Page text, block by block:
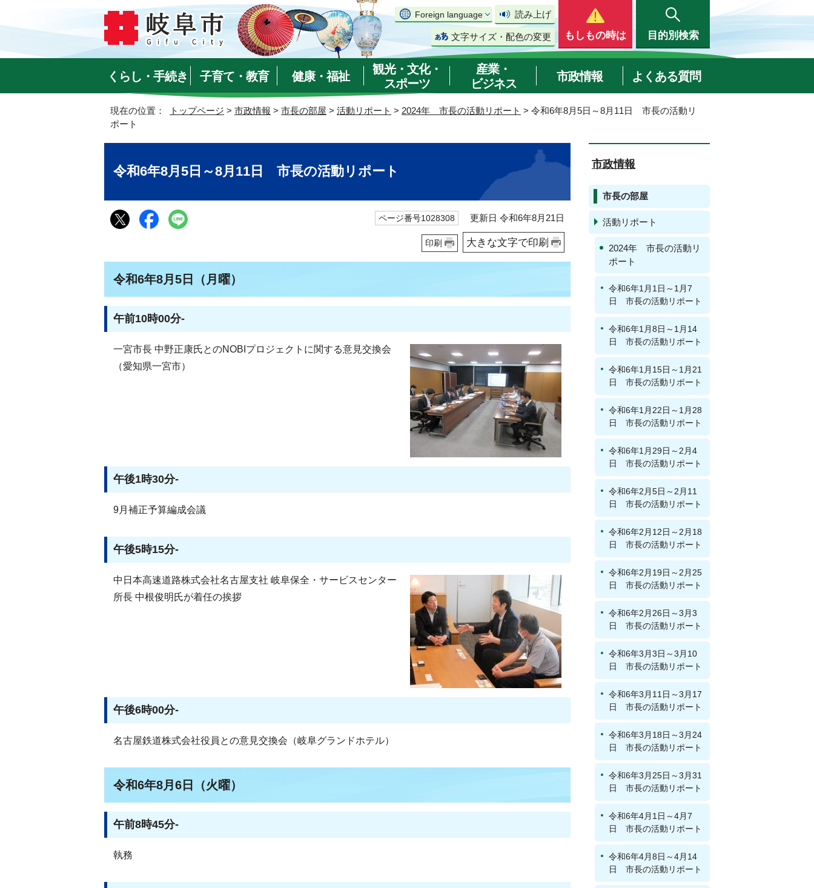
Foreign language 読み上げ
文字サイズ・配色の変更 もしもの時は 目的別検索
くらし・手続き 子育て・教育 健康・福祉
観光・文化・
スポーツ
産業・
ビジネス
市政情報 よくある質問
現在の位置： トップページ > 市政情報 > 市長の部屋 > 活動リポート > 2024年 市長の活動リポート > 令和6年8月5日～8月11日 市長の活動リ
ポート
令和6年8月5日～8月11日 市長の活動リポート
ページ番号1028308 更新日 令和6年8月21日
印刷 大きな文字で印刷
令和6年8月5日（月曜）
午前10時00分-
一宮市長 中野正康氏とのNOBIプロジェクトに関する意見交換会
（愛知県一宮市）
午後1時30分-
9月補正予算編成会議
午後5時15分-
中日本高速道路株式会社名古屋支社 岐阜保全・サービスセンター
所長 中根俊明氏が着任の挨拶
午後6時00分-
名古屋鉄道株式会社役員との意見交換会（岐阜グランドホテル）
令和6年8月6日（火曜）
午前8時45分-
執務
市政情報
市長の部屋
活動リポート
2024年 市長の活動リ
ポート
令和6年1月1日～1月7
日 市長の活動リポート
令和6年1月8日～1月14
日 市長の活動リポート
令和6年1月15日～1月21
日 市長の活動リポート
令和6年1月22日～1月28
日 市長の活動リポート
令和6年1月29日～2月4
日 市長の活動リポート
令和6年2月5日～2月11
日 市長の活動リポート
令和6年2月12日～2月18
日 市長の活動リポート
令和6年2月19日～2月25
日 市長の活動リポート
令和6年2月26日～3月3
日 市長の活動リポート
令和6年3月3日～3月10
日 市長の活動リポート
令和6年3月11日～3月17
日 市長の活動リポート
令和6年3月18日～3月24
日 市長の活動リポート
令和6年3月25日～3月31
日 市長の活動リポート
令和6年4月1日～4月7
日 市長の活動リポート
令和6年4月8日～4月14
日 市長の活動リポート